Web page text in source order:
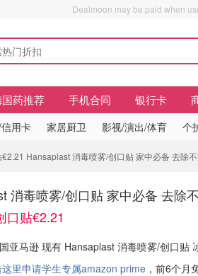
Dealmoon may be paid when
药推荐 手机合同 银行卡
用卡 家居厨卫 影视/演出/体育 个
Hansaplast 消毒喷雾/创口贴 家中必备 去除
消毒喷雾/创口贴 家中必备 去除
口贴€2.21
亚马逊 现有 Hansaplast 消毒喷雾/创口贴
里申请学生专属amazon prime ，前6个月